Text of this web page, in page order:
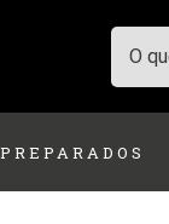
PREPARADOS